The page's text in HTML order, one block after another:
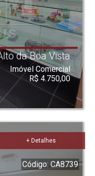
da Boa Vista
Imóvel Comercial
R$ 4.750,00
+ Detalhes
Código: CA8739